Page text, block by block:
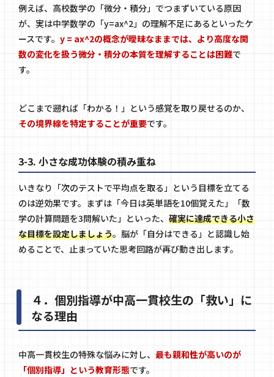
例えば、高校数学の「微分・積分」でつまずいている原因
が、実は中学数学の「y=ax^2」の理解不足にあるといったケ
ースです。 y = ax^2の概念が曖昧なままでは、より高度な関
数の変化を扱う微分・積分の本質を理解することは困難で
す。
どこまで遡れば「わかる！」という感覚を取り戻せるのか、
その境界線を特定することが重要です。
3-3. 小さな成功体験の積み重ね
いきなり「次のテストで平均点を取る」という目標を立てる
のは逆効果です。まずは「今日は英単語を10個覚えた」「数
学の計算問題を3問解いた」といった、 確実に達成できる小さ
な目標を設定しましょう。脳が「自分はできる」と認識し始
めることで、止まっていた思考回路が再び動き出します。
４．個別指導が中高一貫校生の「救い」に
なる理由
中高一貫校生の特殊な悩みに対し、 最も親和性が高いのが
「個別指導」という教育形態です。